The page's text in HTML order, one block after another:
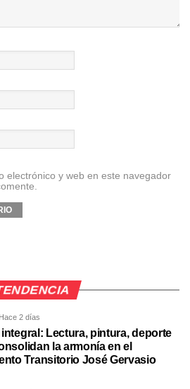
electrónico y web en este navegador
Hace 2 días
Lectura, pintura, deporte
la armonía en el
Transitorio José Gervasio